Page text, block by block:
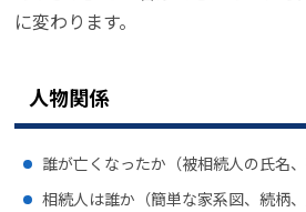
に変わります。
人物関係
誰が亡くなったか（被相続人の氏名、
相続人は誰か（簡単な家系図、続柄、